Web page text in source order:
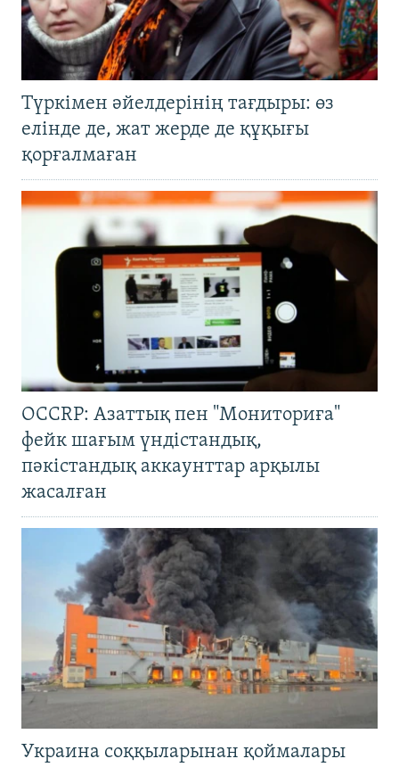
Түркімен әйелдерінің тағдыры: өз
елінде де, жат жерде де құқығы
қорғалмаған
OCCRP: Азаттық пен "Мониториға"
фейк шағым үндістандық,
пәкістандық аккаунттар арқылы
жасалған
Украина соққыларынан қоймалары